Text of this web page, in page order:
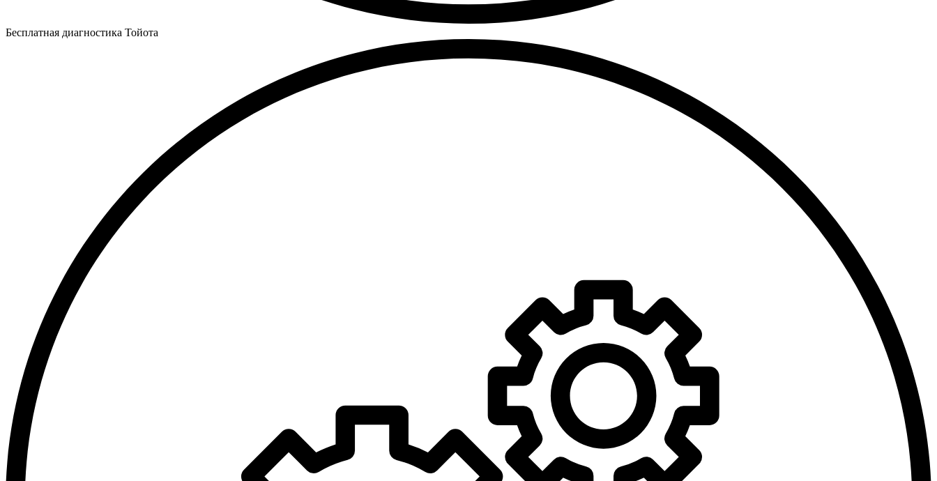
Бесплатная диагностика Тойота